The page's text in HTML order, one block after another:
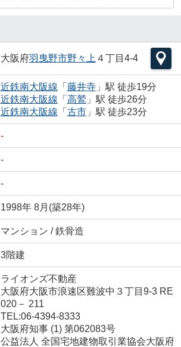
大阪府羽曳野市野々上 ４丁目4-4
近鉄南大阪線 「 藤井寺」駅 徒歩19分
近鉄南大阪線 「 高鷲」駅 徒歩26分
近鉄南大阪線 「 古市」駅 徒歩23分
-
-
-
1998年 8月(築28年)
マンション / 鉄骨造
3階建
ライオンズ不動産
大阪府大阪市浪速区難波中３丁目9-3 RE
020－ 211
TEL:06-4394-8333
大阪府知事 (1) 第062083号
公益法人 全国宅地建物取引業協会大阪府